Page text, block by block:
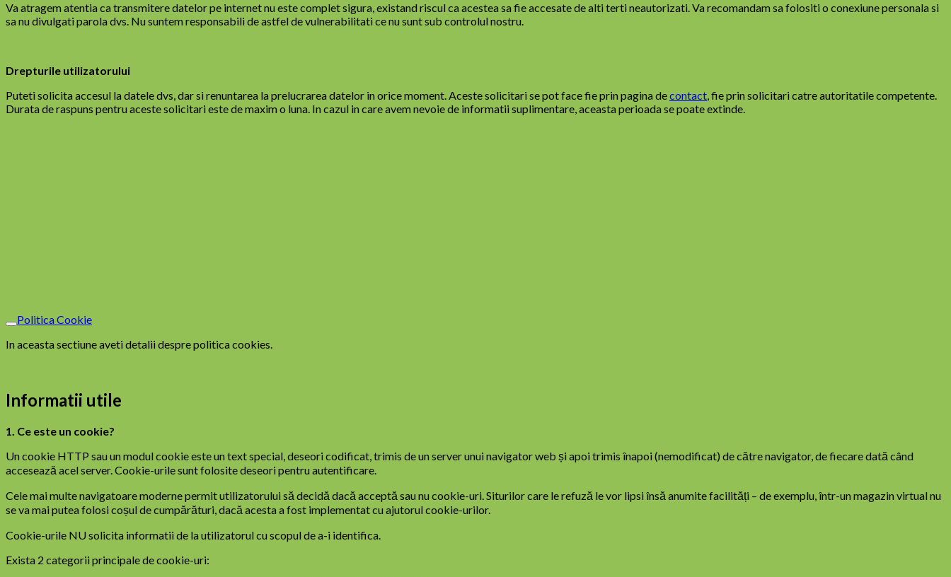
Va atragem atentia ca transmitere datelor pe internet nu este complet sigura, existand riscul ca acestea sa fie accesate de alti terti neautorizati. Va recomandam sa folositi o conexiune personala si
sa nu divulgati parola dvs. Nu suntem responsabili de astfel de vulnerabilitati ce nu sunt sub controlul nostru.
Drepturile utilizatorului
Puteti solicita accesul la datele dvs, dar si renuntarea la prelucrarea datelor in orice moment. Aceste solicitari se pot face fie prin pagina decontact, fie prin solicitari catre autoritatile competente.
Durata de raspuns pentru aceste solicitari este de maxim o luna. In cazul in care avem nevoie de informatii suplimentare, aceasta perioada se poate extinde.
Politica Cookie
In aceasta sectiune aveti detalii despre politica cookies.
Informatii utile
1. Ce este un cookie?
Un cookie HTTP sau un modul cookie este un text special, deseori codificat, trimis de un server unui navigator web și apoi trimis înapoi (nemodificat) de către navigator, de fiecare dată când
accesează acel server. Cookie-urile sunt folosite deseori pentru autentificare.
Cele mai multe navigatoare moderne permit utilizatorului să decidă dacă acceptă sau nu cookie-uri. Siturilor care le refuză le vor lipsi însă anumite facilități – de exemplu, într-un magazin virtual nu
se va mai putea folosi coșul de cumpărături, dacă acesta a fost implementat cu ajutorul cookie-urilor.
Cookie-urile NU solicita informatii de la utilizatorul cu scopul de a-i identifica.
Exista 2 categorii principale de cookie-uri: